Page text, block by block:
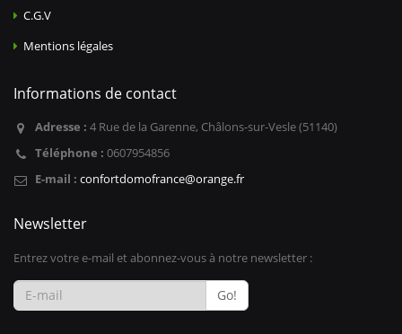
C.G.V
Mentions légales
Informations de contact
Adresse : 4 Rue de la Garenne, Châlons-sur-Vesle (51140)
Téléphone : 0607954856
E-mail : confortdomofrance@orange.fr
Newsletter
Entrez votre e-mail et abonnez-vous à notre newsletter :
Go!